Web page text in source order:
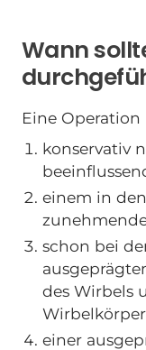
Wann
Eine
konservativ
einem in
schon bei
des Wirbels
einer